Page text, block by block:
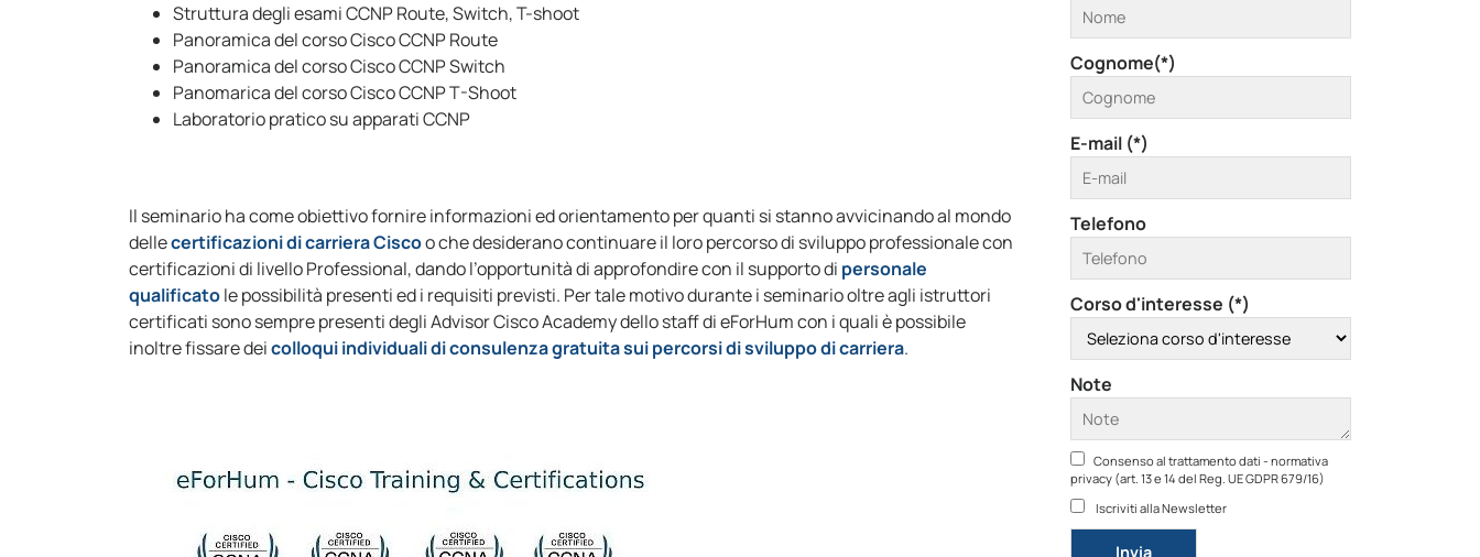
Struttura degli esami CCNP Route, Switch, T-shoot
Panoramica del corso Cisco CCNP Route
Panoramica del corso Cisco CCNP Switch
Panomarica del corso Cisco CCNP T-Shoot
Laboratorio pratico su apparati CCNP
Il seminario ha come obiettivo fornire informazioni ed orientamento per quanti si stanno avvicinando al mondo
dellecertificazioni di carriera Ciscoo che desiderano continuare il loro percorso di sviluppo professionale con
certificazioni di livello Professional, dando l’opportunità di approfondire con il supporto di personale
qualificatole possibilità presenti ed i requisiti previsti. Per tale motivo durante i seminario oltre agli istruttori
certificati sono sempre presenti degli Advisor Cisco Academy dello staff di eForHum con i quali è possibile
inoltre fissare deicolloqui individuali di consulenza gratuita sui percorsi di sviluppo di carriera.
Cognome(*)
E-mail (*)
Telefono
Corso d'interesse (*)
Note
Consenso al trattamento dati - normativa
privacy (art. 13 e 14 del Reg. UE GDPR 679/16)
Iscriviti alla Newsletter